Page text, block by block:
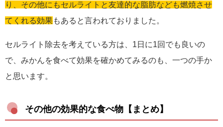
り、その他にもセルライトと友達的な脂肪なども燃焼させ
てくれる効果もあると言われておりました。
セルライト除去を考えている方は、1日に1回でも良いの
で、みかんを食べて効果を確かめてみるのも、一つの手か
と思います。
その他の効果的な食べ物【まとめ】